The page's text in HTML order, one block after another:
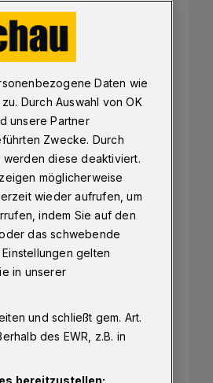
Daten wie
Durch Auswahl von OK
unsere Partner
Zwecke. Durch
werden diese deaktiviert.
möglicherweise
wieder aufrufen, um
indem Sie auf den
das schwebende
gelten
in unserer
und schließt gem. Art.
des EWR, z.B. in
bereitzustellen: